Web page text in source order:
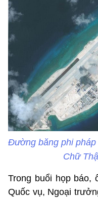
Đường băng phi
Chữ
Trong buổi họp báo,
Quốc vụ, Ngoại